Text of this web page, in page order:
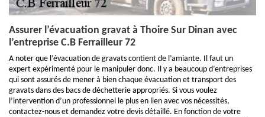
Assurer l’évacuation gravat à Thoire Sur Dinan avec
l’entreprise C.B Ferrailleur 72
A noter que l’évacuation de gravats contient de l’amiante. Il faut un
expert expérimenté pour le manipuler donc. Il y a beaucoup d’entreprises
qui sont assurés de mener à bien chaque évacuation et transport des
gravats dans des bacs de déchetterie appropriés. Si vous voulez
l’intervention d’un professionnel le plus en lien avec vos nécessités,
contactez-nous et demandez votre devis détaillé. En fonction de votre